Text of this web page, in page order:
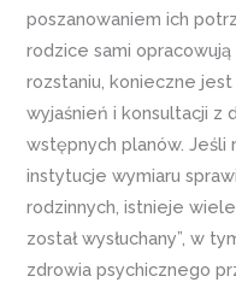
poszanowaniem ich
rodzice sami
rozstaniu, konieczne
wyjaśnień i konsultacji z
wstępnych planów.
instytucje wymiaru
rodzinnych, istnieje
został wysłuchany”, w
zdrowia psychicznego